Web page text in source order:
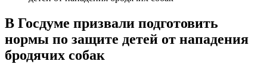
В Госдуме призвали подготовить
нормы по защите детей от нападения
бродячих собак